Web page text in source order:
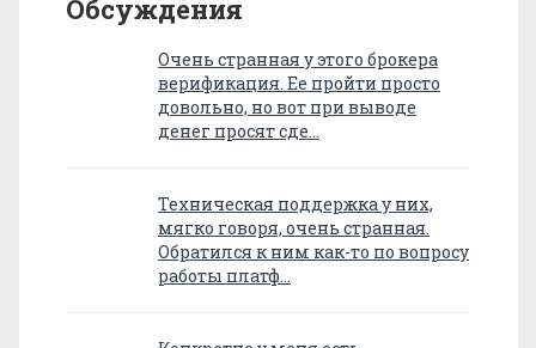
Обсуждения
Очень странная у этого брокера
верификация. Ее пройти просто
довольно, но вот при выводе
денег просят сде…
Техническая поддержка у них,
мягко говоря, очень странная.
Обратился к ним как-то по вопросу
работы платф…